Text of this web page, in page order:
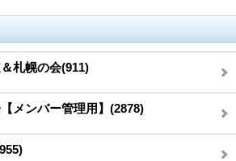
札幌の会(911)
メンバー管理用】(2878)